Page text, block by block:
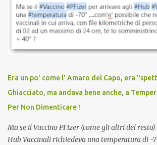
sconti, incentivi per vaccinarsi. Non avevamo
discriminazioni per coloro che non l’hanno
vaccinato, nessuno aveva prima cercato di
persona cattiva. Non avevamo mai visto un
vaccino usato per minacciare i mezzi di
scuola. Non avevamo mai visto un vaccino che
dodicenne di ignorare il consenso dei genitori.
che abbiamo elencato sopra...
Era un po' come l' Amaro del Capo, era
Ghiacciato, ma andava bene anche, a
Per Non Dimenticare !
Ma se il Vaccino PFizer (come gli altri del
Hub Vaccinali richiedeva una temperatura di -